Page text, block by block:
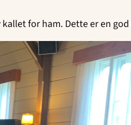
for ham. Dette er en